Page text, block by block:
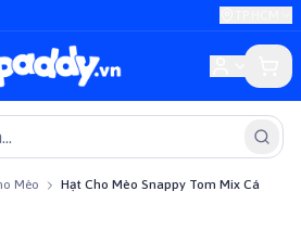
Mèo
Hạt Cho Mèo Snappy Tom Mix Cá